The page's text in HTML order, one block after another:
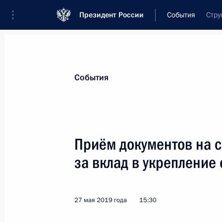
Президент России События
Новости
18 июня 2019 года, вторник
по вопросам развития Дальнего
События
Приём документов на
за вклад в
27 мая 2019 года 15:30